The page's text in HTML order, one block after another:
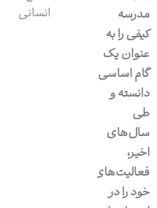
مدرسه
کیفی را به
عنوان یک
گام اساسی
دانسته و
طی
سال‌های
اخیر،
فعالیت‌های
خود را در
انسانی